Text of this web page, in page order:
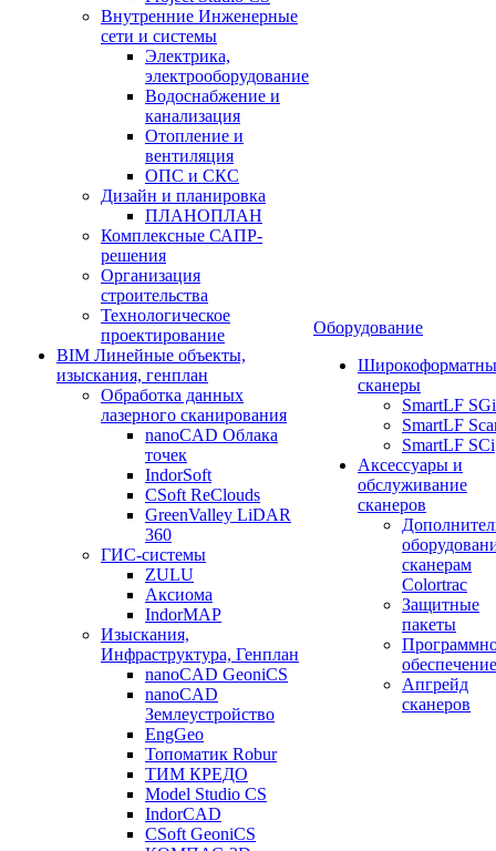
Внутренние Инженерные
сети и системы
Электрика,
электрооборудование
Водоснабжение и
канализация
Отопление и
вентиляция
ОПС и СКС
Дизайн и планировка
ПЛАНОПЛАН
Комплексные САПР-
решения
Организация
строительства
Технологическое
проектирование
BIM Линейные объекты,
изыскания, генплан
Обработка данных
лазерного сканирования
nanoCAD Облака
точек
IndorSoft
CSoft ReClouds
GreenValley LiDAR
360
ГИС-системы
ZULU
Аксиома
IndorMAP
Изыскания,
Инфраструктура, Генплан
nanoCAD GeoniCS
nanoCAD
Землеустройство
EngGeo
Топоматик Robur
ТИМ КРЕДО
Model Studio CS
IndorCAD
CSoft GeoniCS
Оборудование
сканеры
SmartLF SGi
SmartLF
SmartLF SCi
Аксессуары и
обслуживание
сканеров
сканерам
Colortrac
Защитные
пакеты
обеспечение
Апгрейд
сканеров